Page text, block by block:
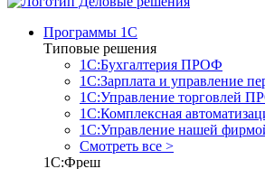
Программы 1С
Типовые решения
1С:Бухгалтерия ПРОФ
1С:Зарплата и управление
1С:Управление торговлей
1С:Комплексная
1С:Управление нашей
Смотреть все >
1С:Фреш